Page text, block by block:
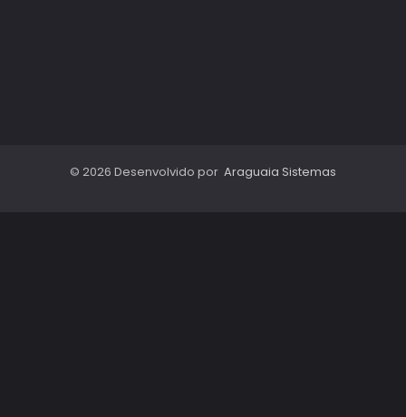
© 2026 Desenvolvido por Araguaia Sistemas